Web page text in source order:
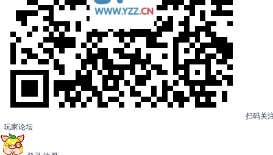
扫码关
玩家论坛